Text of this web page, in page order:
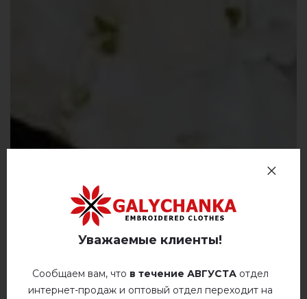
Уважаемые клиенты!
Сообщаем вам, что в течение АВГУСТАотдел
интернет-продаж и оптовый отдел переходит на